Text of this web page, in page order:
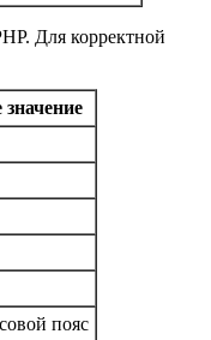
Для корректной
пояс